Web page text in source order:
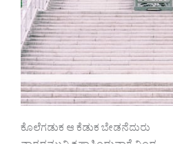
ಕೊಲೆಗಡುಕ ಆ ಕೆಡುಕ ಬೇಡನೆದುರು